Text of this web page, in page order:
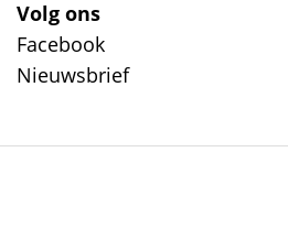
Volg ons
Facebook
Nieuwsbrief